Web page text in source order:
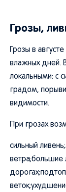
Грозы,
Грозы в
влажных дней.
локальными: с
градом,
видимости.
При грозах
сильный
ветра;большие